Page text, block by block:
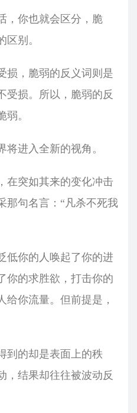
，你也就会区分，脆
别。
损，脆弱的反义词则是
受损。所以，脆弱的反
弱。
将进入全新的视角。
在突如其来的变化冲击
那句名言：“凡杀不死我
低你的人唤起了你的进
你的求胜欲，打击你的
给你流量。但前提是，
到的却是表面上的秩
，结果却往往被波动反